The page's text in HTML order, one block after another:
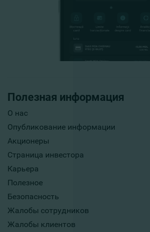
Полезная информация
О нас
Опубликование информации
Акционеры
Страница инвестора
Карьера
Полезное
Безопасность
Жалобы сотрудников
Жалобы клиентов